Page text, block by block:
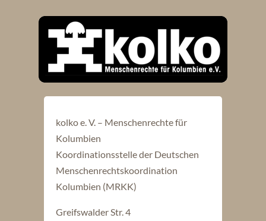
kolko e. V. – Menschenrechte für
Kolumbien
Koordinationsstelle der Deutschen
Menschenrechtskoordination
Kolumbien (MRKK)
Greifswalder Str. 4